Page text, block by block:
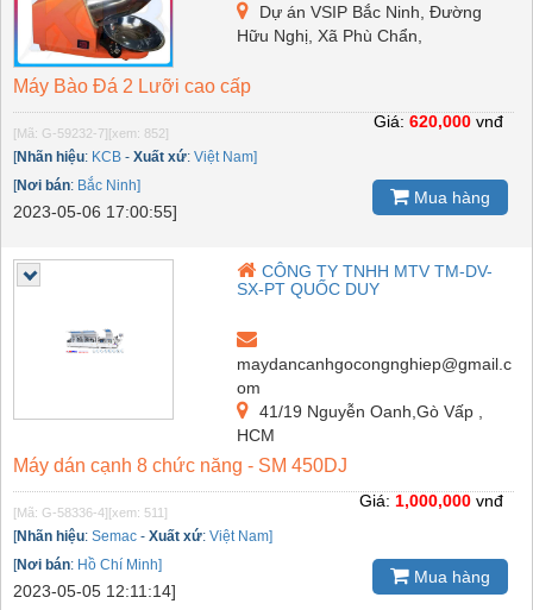
Dự án VSIP Bắc Ninh, Đường
Hữu Nghị, Xã Phù Chẩn,
Máy Bào Đá 2 Lưỡi cao cấp
[Mã: G-59232-7][xem: 852]
[Nhãn hiệu: KCB - Xuất xứ: Việt Nam]
[Nơi bán: Bắc Ninh]
2023-05-06 17:00:55]
Giá: 620,000 vnđ
Mua hàng
CÔNG TY TNHH MTV TM-DV-
SX-PT QUỐC DUY
maydancanhgocongnghiep@gmail.c
om
41/19 Nguyễn Oanh,Gò Vấp ,
HCM
Máy dán cạnh 8 chức năng - SM 450DJ
[Mã: G-58336-4][xem: 511]
[Nhãn hiệu: Semac - Xuất xứ: Việt Nam]
[Nơi bán: Hồ Chí Minh]
2023-05-05 12:11:14]
Giá: 1,000,000 vnđ
Mua hàng